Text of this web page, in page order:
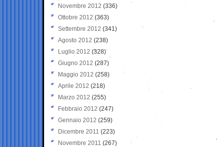
Novembre 2012 (336)
Ottobre 2012 (363)
Settembre 2012 (341)
Agosto 2012 (238)
Luglio 2012 (328)
Giugno 2012 (287)
Maggio 2012 (258)
Aprile 2012 (218)
Marzo 2012 (255)
Febbraio 2012 (247)
Gennaio 2012 (259)
Dicembre 2011 (223)
Novembre 2011 (267)